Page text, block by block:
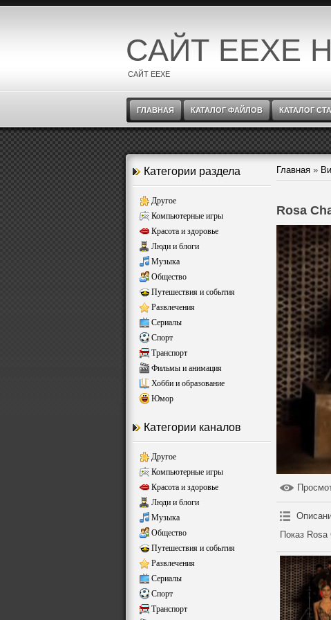
САЙТ EEXE
САЙТ EEXE
ГЛАВНАЯ КАТАЛОГ ФАЙЛОВ КАТАЛОГ
Категории раздела
Другое
Компьютерные игры
Красота и здоровье
Люди и блоги
Музыка
Общество
Путешествия и события
Развлечения
Сериалы
Спорт
Транспорт
Фильмы и анимация
Хобби и образование
Юмор
Категории каналов
Другое
Компьютерные игры
Красота и здоровье
Люди и блоги
Музыка
Общество
Путешествия и события
Развлечения
Сериалы
Спорт
Транспорт
Главная »
Rosa
Показ